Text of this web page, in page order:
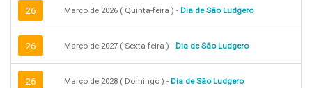
26 Março de 2026 ( Quinta-feira ) - Dia de São Ludgero
26 Março de 2027 ( Sexta-feira ) - Dia de São Ludgero
26 Março de 2028 ( Domingo ) - Dia de São Ludgero